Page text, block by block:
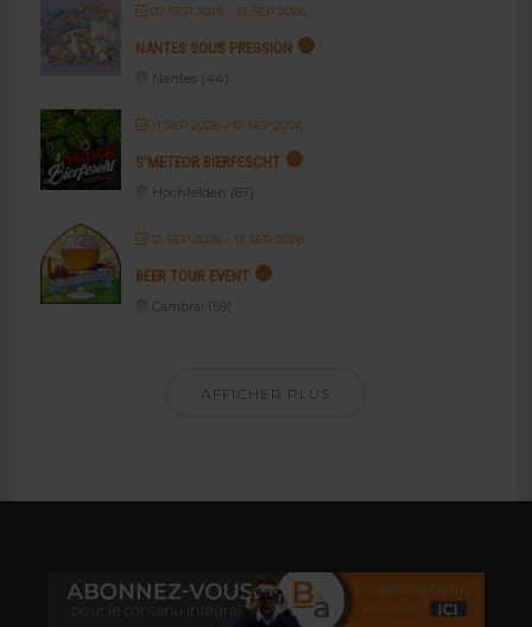
07 SEP 2026- 13 SEP 2026
NANTES SOUS PRESSION
Nantes (44)
11 SEP 2026- 12 SEP 2026
S’METEOR BIERFESCHT
Hochfelden (67)
12 SEP 2026- 13 SEP 2026
BEER TOUR EVENT
Cambrai (59)
AFFICHER PLUS